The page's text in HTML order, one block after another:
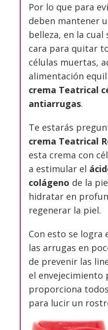
Por lo que para
deben mantener
belleza, en la
cara para quitar
células muertas,
alimentación
crema Teatrical
antiarrugas.
Te estarás
crema Teatrical
esta crema con
a estimular el
colágeno de la
hidratar en
regenerar la piel.
Con esto se logra
las arrugas en
de prevenir las
el envejecimiento
proporciona
para lucir un